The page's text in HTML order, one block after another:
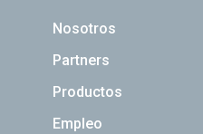
Navegación principal
Nosotros
Partners
Productos
Empleo